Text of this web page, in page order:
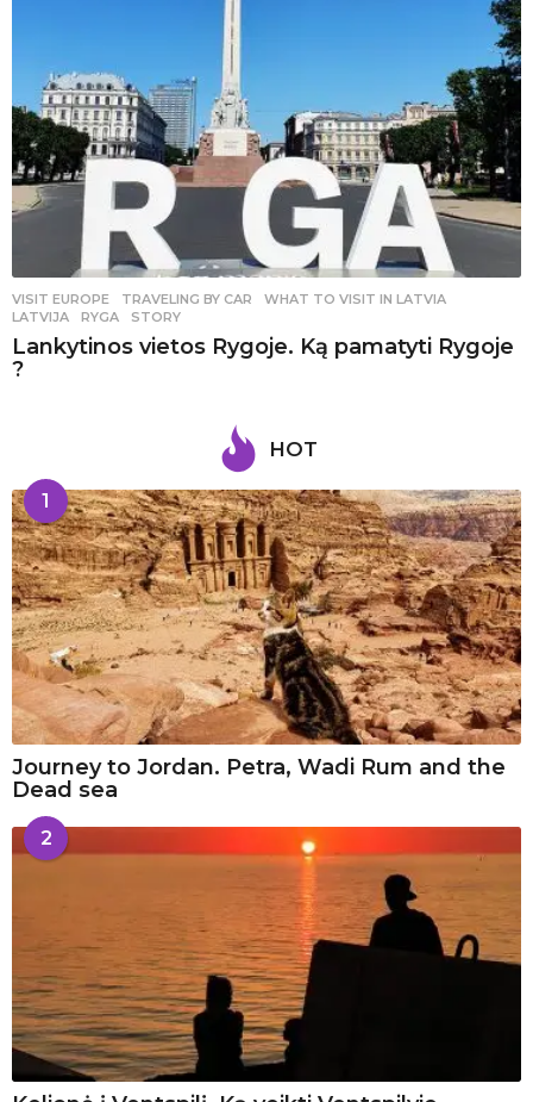
VISIT EUROPE ,TRAVELING BY CAR WHAT TO VISIT IN LATVIA
LATVIJA
,RYGA ,STORY
Lankytinos vietos Rygoje. Ką pamatyti Rygoje
?
HOT
1
Journey to Jordan. Petra, Wadi Rum and the
Dead sea
2